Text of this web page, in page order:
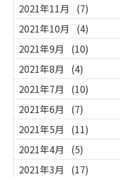
2021年11月
(7)
2021年10月
(4)
2021年9月
(10)
2021年8月
(4)
2021年7月
(10)
2021年6月
(7)
2021年5月
(11)
2021年4月
(5)
2021年3月
(17)